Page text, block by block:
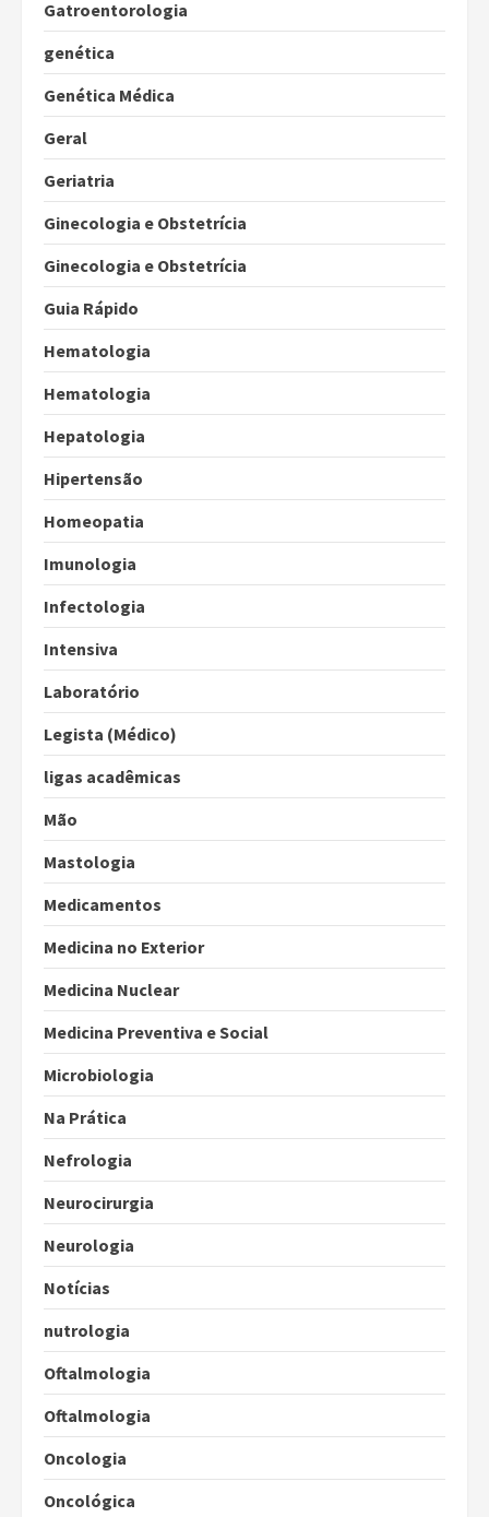
Gatroentorologia
genética
Genética Médica
Geral
Geriatria
Ginecologia e Obstetrícia
Ginecologia e Obstetrícia
Guia Rápido
Hematologia
Hematologia
Hepatologia
Hipertensão
Homeopatia
Imunologia
Infectologia
Intensiva
Laboratório
Legista (Médico)
ligas acadêmicas
Mão
Mastologia
Medicamentos
Medicina no Exterior
Medicina Nuclear
Medicina Preventiva e Social
Microbiologia
Na Prática
Nefrologia
Neurocirurgia
Neurologia
Notícias
nutrologia
Oftalmologia
Oftalmologia
Oncologia
Oncológica